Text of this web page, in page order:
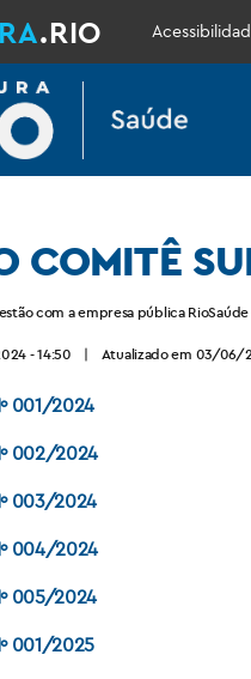
.RIO
COMITÊ
com a empresa pública RioSaúde
- 14:50 | Atualizado em 03/06/
001/2024
002/2024
003/2024
004/2024
005/2024
001/2025